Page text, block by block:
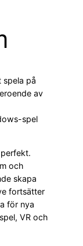
spela på
av
spel
och
skapa
fortsätter
för nya
VR och